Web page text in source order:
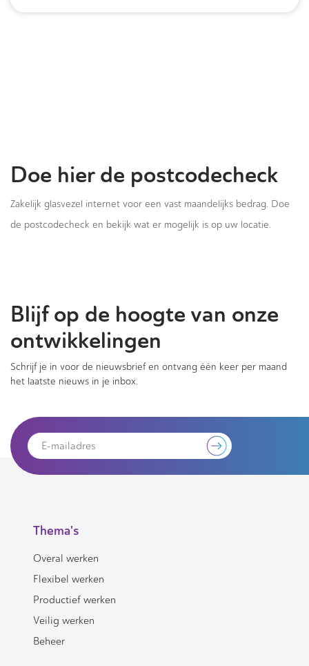
Doe hier de postcodecheck
Zakelijk glasvezel internet voor een vast maandelijks bedrag. Doe
de postcodecheck en bekijk wat er mogelijk is op uw locatie.
Blijf op de hoogte van onze
ontwikkelingen
Schrijf je in voor de nieuwsbrief en ontvang één keer per maand
het laatste nieuws in je inbox.
Thema's
Overal werken
Flexibel werken
Productief werken
Veilig werken
Beheer